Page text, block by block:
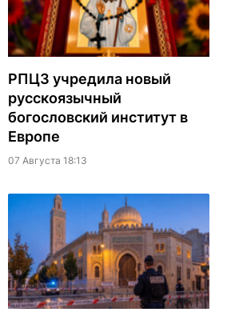
РПЦЗ учредила новый
русскоязычный
богословский институт в
Европе
07 Августа 18:13